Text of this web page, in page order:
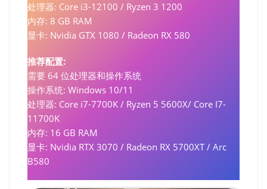
处理器: Core i3-12100 / Ryzen 3 1200
内存: 8 GB RAM
显卡: Nvidia GTX 1080 / Radeon RX 580
推荐配置:
需要 64 位处理器和操作系统
操作系统: Windows 10/11
处理器: Core i7-7700K / Ryzen 5 5600X/ Core I7-
11700K
内存: 16 GB RAM
显卡: Nvidia RTX 3070 / Radeon RX 5700XT / Arc
B580